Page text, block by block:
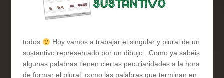
todos
Hoy vamos a trabajar el singular y plural de un
sustantivo representado por un dibujo. Como ya sabéis
algunas palabras tienen ciertas peculiaridades a la hora
de formar el plural; como las palabras que terminan en